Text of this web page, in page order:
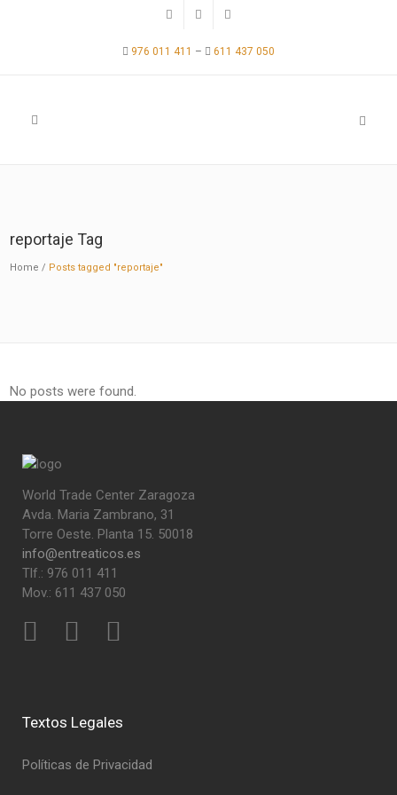
976 011 411 – 611 437 050
reportaje Tag
Home / Posts tagged "reportaje"
No posts were found.
World Trade Center Zaragoza
Avda. Maria Zambrano, 31
Torre Oeste. Planta 15. 50018
info@entreaticos.es
Tlf.: 976 011 411
Mov.: 611 437 050
Textos Legales
Políticas de Privacidad